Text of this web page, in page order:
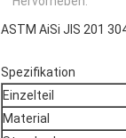
ASTM AiSi JIS 201
Spezifikation
Einzelteil
Material